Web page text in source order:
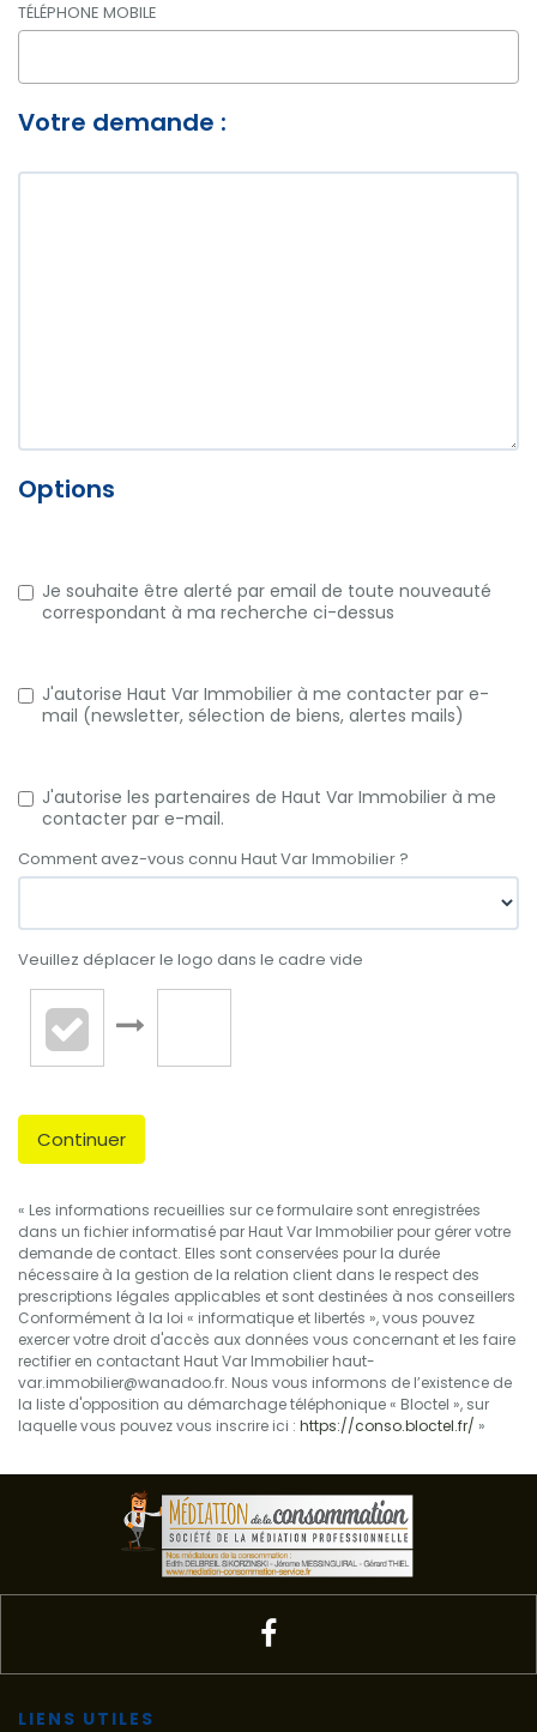
TÉLÉPHONE MOBILE
Votre demande :
Options
Je souhaite être alerté par email de toute nouveauté
correspondant à ma recherche ci-dessus
J'autorise Haut Var Immobilier à me contacter par e-
mail (newsletter, sélection de biens, alertes mails)
J'autorise les partenaires de Haut Var Immobilier à me
contacter par e-mail.
Comment avez-vous connu Haut Var Immobilier ?
Veuillez déplacer le logo dans le cadre vide
Continuer
« Les informations recueillies sur ce formulaire sont enregistrées
dans un fichier informatisé par Haut Var Immobilier pour gérer votre
demande de contact. Elles sont conservées pour la durée
nécessaire à la gestion de la relation client dans le respect des
prescriptions légales applicables et sont destinées à nos conseillers
Conformément à la loi « informatique et libertés », vous pouvez
exercer votre droit d'accès aux données vous concernant et les faire
rectifier en contactant Haut Var Immobilier haut-
var.immobilier@wanadoo.fr. Nous vous informons de l’existence de
la liste d'opposition au démarchage téléphonique « Bloctel », sur
laquelle vous pouvez vous inscrire ici : https://conso.bloctel.fr/ »
LIENS UTILES